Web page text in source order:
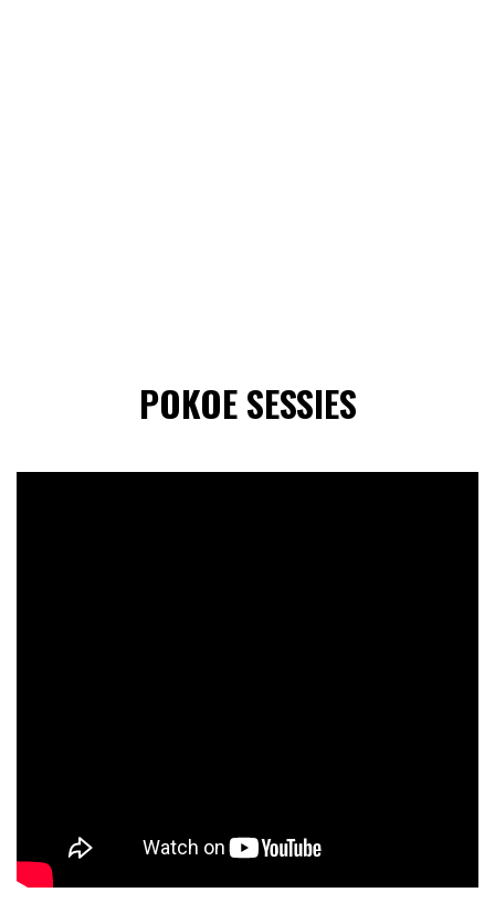
POKOE SESSIES